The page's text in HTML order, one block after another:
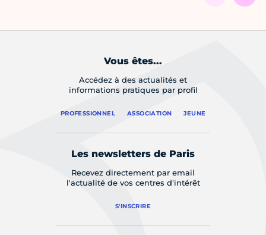
Vous êtes...
Accédez à des actualités et
informations pratiques par profil
PROFESSIONNEL ASSOCIATION JEUNE
Les newsletters de Paris
Recevez directement par email
l'actualité de vos centres d'intérêt
S'INSCRIRE